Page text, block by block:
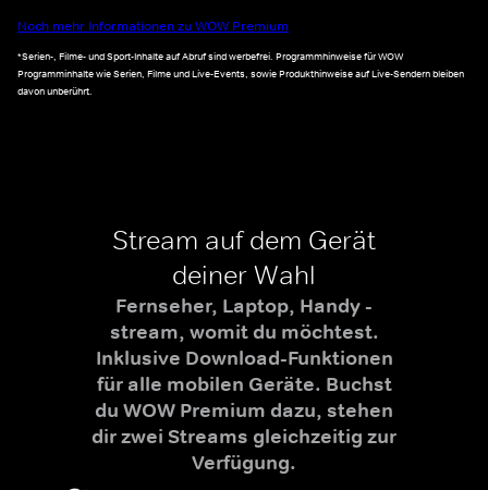
Noch mehr Informationen zu WOW Premium
*Serien-, Filme- und Sport-Inhalte auf Abruf sind werbefrei. Programmhinweise für WOW
Programminhalte wie Serien, Filme und Live-Events, sowie Produkthinweise auf Live-Sendern bleiben
davon unberührt.
Stream auf dem Gerät
deiner Wahl
Fernseher, Laptop, Handy -
stream, womit du möchtest.
Inklusive Download-Funktionen
für alle mobilen Geräte. Buchst
du WOW Premium dazu, stehen
dir zwei Streams gleichzeitig zur
Verfügung.